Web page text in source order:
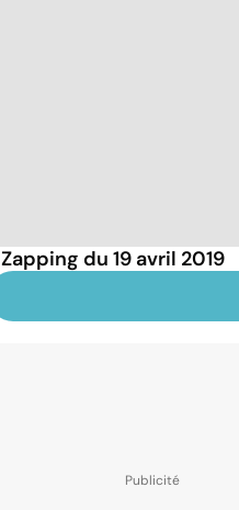
Zapping du 19 avril 2019